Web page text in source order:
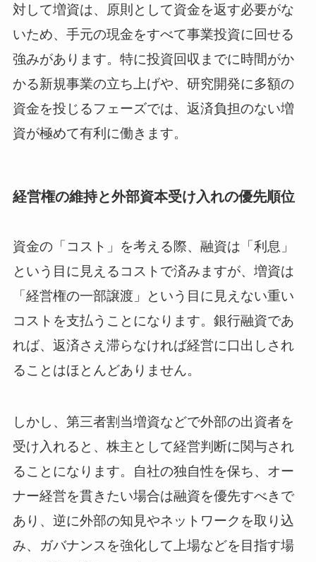
対して増資は、原則として資金を返す必要がな
いため、手元の現金をすべて事業投資に回せる
強みがあります。特に投資回収までに時間がか
かる新規事業の立ち上げや、研究開発に多額の
資金を投じるフェーズでは、返済負担のない増
資が極めて有利に働きます。
経営権の維持と外部資本受け入れの優先順位
資金の「コスト」を考える際、融資は「利息」
という目に見えるコストで済みますが、増資は
「経営権の一部譲渡」という目に見えない重い
コストを支払うことになります。銀行融資であ
れば、返済さえ滞らなければ経営に口出しされ
ることはほとんどありません。
しかし、第三者割当増資などで外部の出資者を
受け入れると、株主として経営判断に関与され
ることになります。自社の独自性を保ち、オー
ナー経営を貫きたい場合は融資を優先すべきで
あり、逆に外部の知見やネットワークを取り込
み、ガバナンスを強化して上場などを目指す場